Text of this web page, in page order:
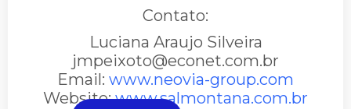
Contato:
Luciana Araujo Silveira
jmpeixoto@econet.com.br
Email: www.neovia-group.com
Website:www.salmontana.com.br